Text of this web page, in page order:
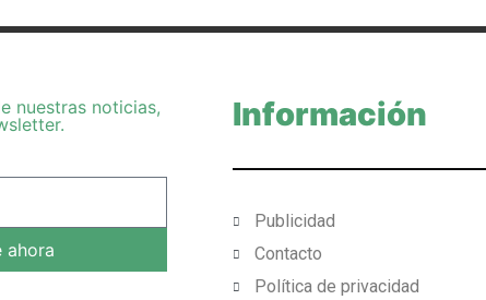
nuestras noticias,
ahora
Información
Publicidad
Contacto
Política de privacidad